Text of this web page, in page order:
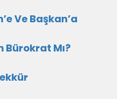
Ve Başkan’a
Bürokrat Mı?